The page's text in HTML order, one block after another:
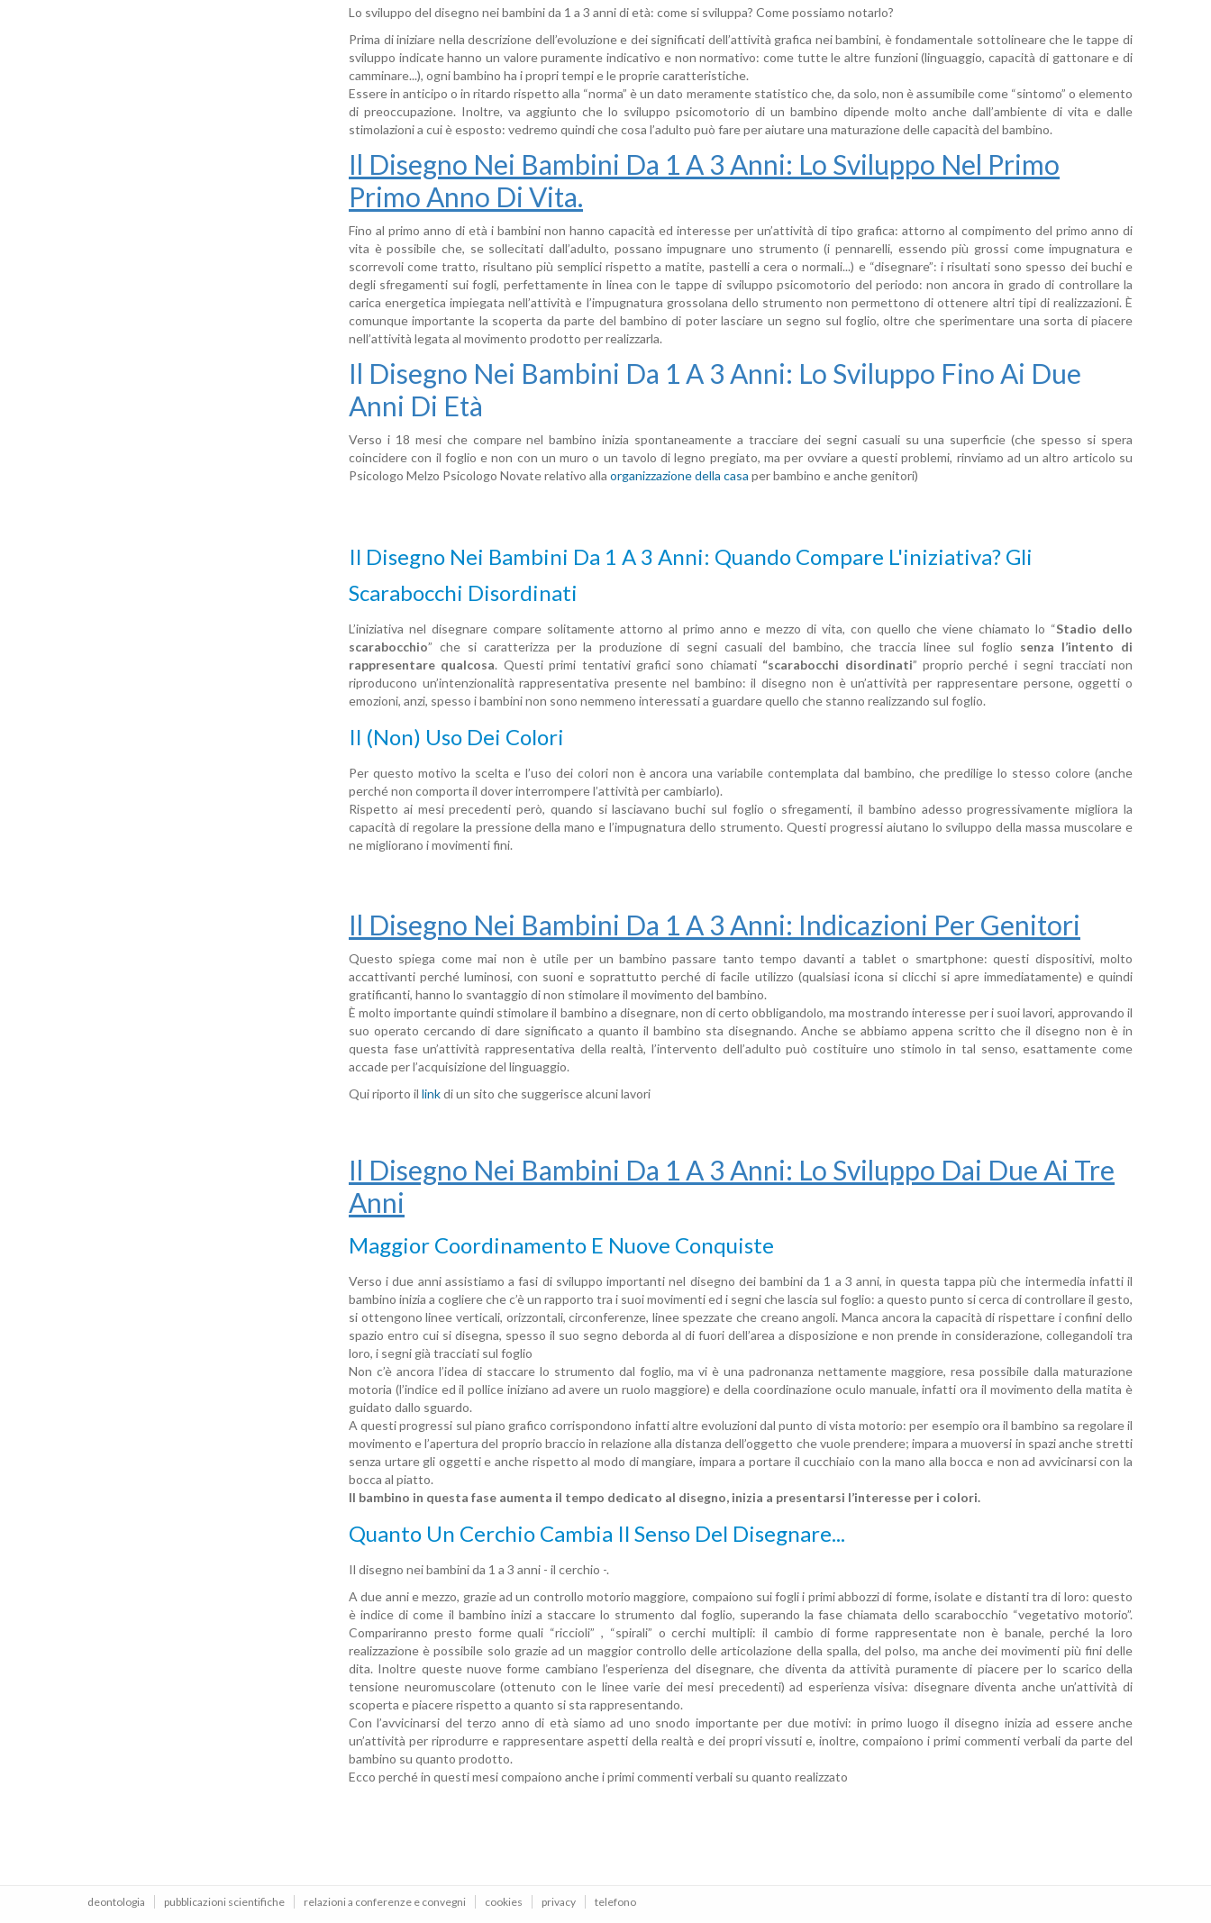
Lo sviluppo del disegno nei bambini da 1 a 3 anni di età: come si sviluppa? Come possiamo notarlo?
Prima di iniziare nella descrizione dell’evoluzione e dei significati dell’attività grafica nei bambini, è fondamentale sottolineare che le tappe di
sviluppo indicate hanno un valore puramente indicativo e non normativo: come tutte le altre funzioni (linguaggio, capacità di gattonare e di
camminare...), ogni bambino ha i propri tempi e le proprie caratteristiche.
Essere in anticipo o in ritardo rispetto alla “norma” è un dato meramente statistico che, da solo, non è assumibile come “sintomo” o elemento
di preoccupazione. Inoltre, va aggiunto che lo sviluppo psicomotorio di un bambino dipende molto anche dall’ambiente di vita e dalle
stimolazioni a cui è esposto: vedremo quindi che cosa l’adulto può fare per aiutare una maturazione delle capacità del bambino.
Il Disegno Nei Bambini Da 1 A 3 Anni: Lo Sviluppo Nel Primo
Primo Anno Di Vita.
Fino al primo anno di età i bambini non hanno capacità ed interesse per un’attività di tipo grafica: attorno al compimento del primo anno di
vita è possibile che, se sollecitati dall’adulto, possano impugnare uno strumento (i pennarelli, essendo più grossi come impugnatura e
scorrevoli come tratto, risultano più semplici rispetto a matite, pastelli a cera o normali...) e “disegnare”: i risultati sono spesso dei buchi e
degli sfregamenti sui fogli, perfettamente in linea con le tappe di sviluppo psicomotorio del periodo: non ancora in grado di controllare la
carica energetica impiegata nell’attività e l’impugnatura grossolana dello strumento non permettono di ottenere altri tipi di realizzazioni. È
comunque importante la scoperta da parte del bambino di poter lasciare un segno sul foglio, oltre che sperimentare una sorta di piacere
nell’attività legata al movimento prodotto per realizzarla.
Il Disegno Nei Bambini Da 1 A 3 Anni: Lo Sviluppo Fino Ai Due
Anni Di Età
Verso i 18 mesi che compare nel bambino inizia spontaneamente a tracciare dei segni casuali su una superficie (che spesso si spera
coincidere con il foglio e non con un muro o un tavolo di legno pregiato, ma per ovviare a questi problemi, rinviamo ad un altro articolo su
Psicologo Melzo Psicologo Novate relativo alla organizzazione della casa per bambino e anche genitori)
Il Disegno Nei Bambini Da 1 A 3 Anni: Quando Compare L'iniziativa? Gli
Scarabocchi Disordinati
L’iniziativa nel disegnare compare solitamente attorno al primo anno e mezzo di vita, con quello che viene chiamato lo “Stadio dello
scarabocchio” che si caratterizza per la produzione di segni casuali del bambino, che traccia linee sul foglio senza l’intento di
rappresentare qualcosa. Questi primi tentativi grafici sono chiamati “scarabocchi disordinati” proprio perché i segni tracciati non
riproducono un’intenzionalità rappresentativa presente nel bambino: il disegno non è un’attività per rappresentare persone, oggetti o
emozioni, anzi, spesso i bambini non sono nemmeno interessati a guardare quello che stanno realizzando sul foglio.
Il (non) Uso Dei Colori
Per questo motivo la scelta e l’uso dei colori non è ancora una variabile contemplata dal bambino, che predilige lo stesso colore (anche
perché non comporta il dover interrompere l’attività per cambiarlo).
Rispetto ai mesi precedenti però, quando si lasciavano buchi sul foglio o sfregamenti, il bambino adesso progressivamente migliora la
capacità di regolare la pressione della mano e l’impugnatura dello strumento. Questi progressi aiutano lo sviluppo della massa muscolare e
ne migliorano i movimenti fini.
Il Disegno Nei Bambini Da 1 A 3 Anni: Indicazioni Per Genitori
Questo spiega come mai non è utile per un bambino passare tanto tempo davanti a tablet o smartphone: questi dispositivi, molto
accattivanti perché luminosi, con suoni e soprattutto perché di facile utilizzo (qualsiasi icona si clicchi si apre immediatamente) e quindi
gratificanti, hanno lo svantaggio di non stimolare il movimento del bambino.
È molto importante quindi stimolare il bambino a disegnare, non di certo obbligandolo, ma mostrando interesse per i suoi lavori, approvando il
suo operato cercando di dare significato a quanto il bambino sta disegnando. Anche se abbiamo appena scritto che il disegno non è in
questa fase un’attività rappresentativa della realtà, l’intervento dell’adulto può costituire uno stimolo in tal senso, esattamente come
accade per l’acquisizione del linguaggio.
Qui riporto il linkdi un sito che suggerisce alcuni lavori
Il Disegno Nei Bambini Da 1 A 3 Anni: Lo Sviluppo Dai Due Ai Tre
Anni
Maggior Coordinamento E Nuove Conquiste
Verso i due anni assistiamo a fasi di sviluppo importanti nel disegno dei bambini da 1 a 3 anni, in questa tappa più che intermedia infatti il
bambino inizia a cogliere che c’è un rapporto tra i suoi movimenti ed i segni che lascia sul foglio: a questo punto si cerca di controllare il gesto,
si ottengono linee verticali, orizzontali, circonferenze, linee spezzate che creano angoli. Manca ancora la capacità di rispettare i confini dello
spazio entro cui si disegna, spesso il suo segno deborda al di fuori dell’area a disposizione e non prende in considerazione, collegandoli tra
loro, i segni già tracciati sul foglio
Non c’è ancora l’idea di staccare lo strumento dal foglio, ma vi è una padronanza nettamente maggiore, resa possibile dalla maturazione
motoria (l’indice ed il pollice iniziano ad avere un ruolo maggiore) e della coordinazione oculo manuale, infatti ora il movimento della matita è
guidato dallo sguardo.
A questi progressi sul piano grafico corrispondono infatti altre evoluzioni dal punto di vista motorio: per esempio ora il bambino sa regolare il
movimento e l’apertura del proprio braccio in relazione alla distanza dell’oggetto che vuole prendere; impara a muoversi in spazi anche stretti
senza urtare gli oggetti e anche rispetto al modo di mangiare, impara a portare il cucchiaio con la mano alla bocca e non ad avvicinarsi con la
bocca al piatto.
Il bambino in questa fase aumenta il tempo dedicato al disegno, inizia a presentarsi l’interesse per i colori.
Quanto Un Cerchio Cambia Il Senso Del Disegnare...
Il disegno nei bambini da 1 a 3 anni - il cerchio -.
A due anni e mezzo, grazie ad un controllo motorio maggiore, compaiono sui fogli i primi abbozzi di forme, isolate e distanti tra di loro: questo
è indice di come il bambino inizi a staccare lo strumento dal foglio, superando la fase chiamata dello scarabocchio “vegetativo motorio”.
Compariranno presto forme quali “riccioli” , “spirali” o cerchi multipli: il cambio di forme rappresentate non è banale, perché la loro
realizzazione è possibile solo grazie ad un maggior controllo delle articolazione della spalla, del polso, ma anche dei movimenti più fini delle
dita. Inoltre queste nuove forme cambiano l’esperienza del disegnare, che diventa da attività puramente di piacere per lo scarico della
tensione neuromuscolare (ottenuto con le linee varie dei mesi precedenti) ad esperienza visiva: disegnare diventa anche un’attività di
scoperta e piacere rispetto a quanto si sta rappresentando.
Con l’avvicinarsi del terzo anno di età siamo ad uno snodo importante per due motivi: in primo luogo il disegno inizia ad essere anche
un’attività per riprodurre e rappresentare aspetti della realtà e dei propri vissuti e, inoltre, compaiono i primi commenti verbali da parte del
bambino su quanto prodotto.
Ecco perché in questi mesi compaiono anche i primi commenti verbali su quanto realizzato
deontologia pubblicazioni scientifiche relazioni a conferenze e convegni cookies privacy telefono